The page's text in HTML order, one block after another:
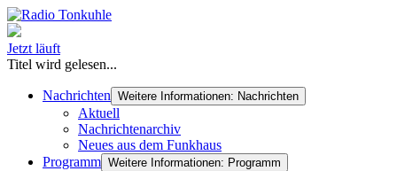
Jetzt läuft
Titel wird gelesen...
Nachrichten Weitere Informationen: Nachrichten
Aktuell
Nachrichtenarchiv
Neues aus dem Funkhaus
Programm Weitere Informationen: Programm